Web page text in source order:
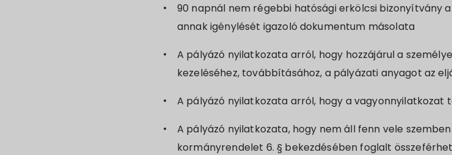
90 napnál nem régebbi hatósági erkölcsi bizonyítvány
annak igénylését igazoló dokumentum másolata
A pályázó nyilatkozata arról, hogy hozzájárul a
kezeléséhez, továbbításához, a pályázati anyagot az
A pályázó nyilatkozata arról, hogy a vagyonnyilatkozat
A pályázó nyilatkozata, hogy nem áll fenn vele szemben
kormányrendelet 6. § bekezdésében foglalt